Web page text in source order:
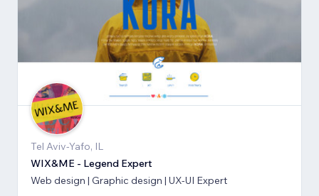
Tel Aviv-Yafo, IL
WIX&ME - Legend Expert
Web design | Graphic design | UX-UI Expert